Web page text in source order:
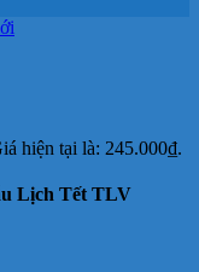
hiện tại là: 245.000₫.